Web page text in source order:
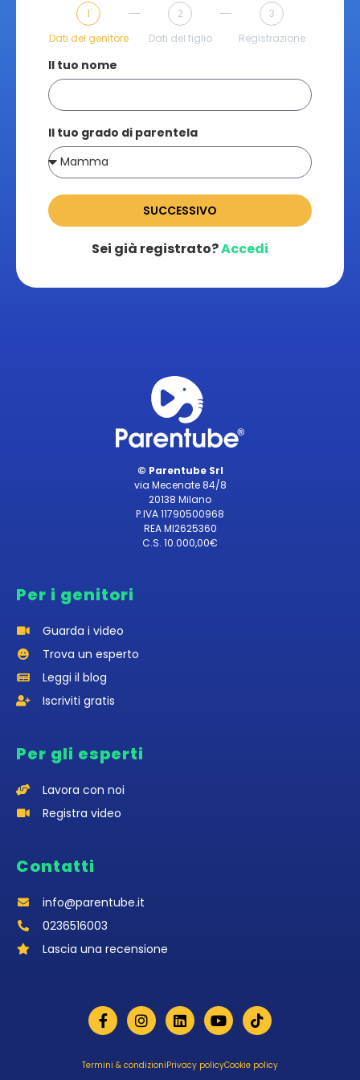
1
Dati del genitore
2
Dati del figlio
3
Registrazione
Il tuo nome
Il tuo grado di parentela
SUCCESSIVO
Sei già registrato?Accedi
© Parentube Srl
via Mecenate 84/8
20138 Milano
P.IVA 11790500968
REA MI2625360
C.S. 10.000,00€
Per i genitori
Guarda i video
Trova un esperto
Leggi il blog
Iscriviti gratis
Per gli esperti
Lavora con noi
Registra video
Contatti
info@parentube.it
0236516003‬
Lascia una recensione
Termini & condizioniPrivacy policyCookie policy